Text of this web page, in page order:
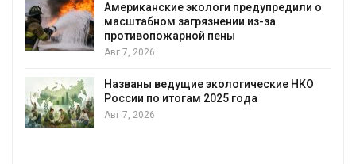
Американские экологи предупредили о
масштабном загрязнении из-за
противопожарной пены
Авг 7, 2026
Названы ведущие экологические НКО
России по итогам 2025 года
Авг 7, 2026